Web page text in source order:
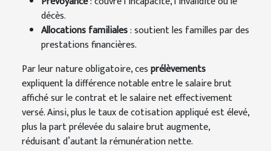
décès.
Allocations familiales: soutient les familles par des
prestations financières.
Par leur nature obligatoire, cesprélèvements
expliquent la différence notable entre le salaire brut
affiché sur le contrat et le salaire net effectivement
versé. Ainsi, plus le taux de cotisation appliqué est élevé,
plus la part prélevée du salaire brut augmente,
réduisant d’autant la rémunération nette.